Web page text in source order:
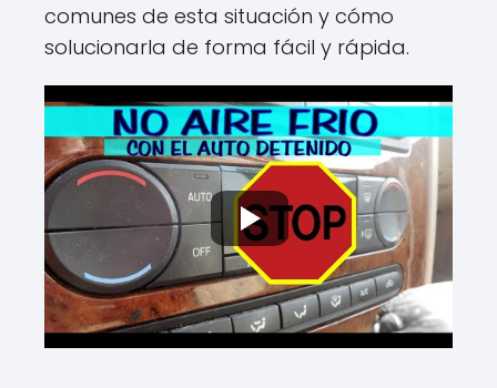
comunes de esta situación y cómo
solucionarla de forma fácil y rápida.